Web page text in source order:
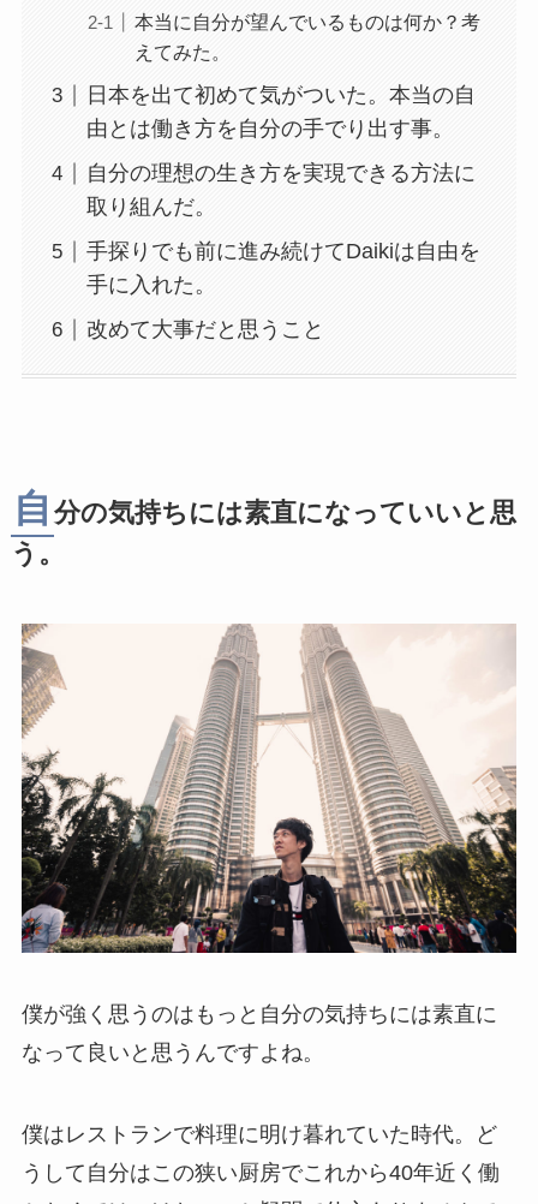
本当に自分が望んでいるものは何か？考
えてみた。
日本を出て初めて気がついた。本当の自
由とは働き方を自分の手でり出す事。
自分の理想の生き方を実現できる方法に
取り組んだ。
手探りでも前に進み続けてDaikiは自由を
手に入れた。
改めて大事だと思うこと
自 分の気持ちには素直になっていいと思
う。
僕が強く思うのはもっと自分の気持ちには素直に
なって良いと思うんですよね。
僕はレストランで料理に明け暮れていた時代。ど
うして自分はこの狭い厨房でこれから40年近く働